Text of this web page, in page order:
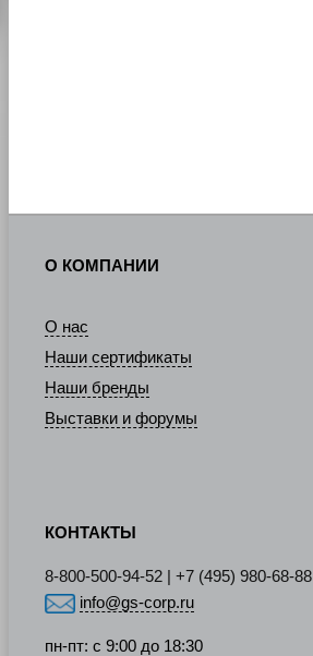
О КОМПАНИИ
О нас
Наши сертификаты
Наши бренды
Выставки и форумы
КОНТАКТЫ
8-800-500-94-52 | +7 (495) 980-68-88
info@gs-corp.ru
пн-пт: с 9:00 до 18:30